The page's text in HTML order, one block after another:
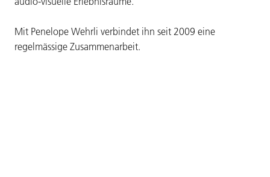
Mit Penelope Wehrli verbindet ihn seit 2009 eine
regelmässige Zusammenarbeit.